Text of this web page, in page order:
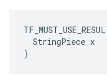
  StringPiece x
)